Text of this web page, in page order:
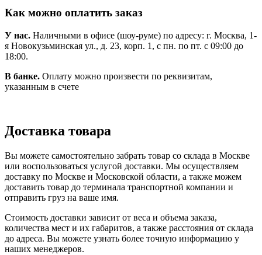
Как можно оплатить заказ
У нас. Наличными в офисе (шоу-руме) по адресу: г. Москва, 1-
я Новокузьминская ул., д. 23, корп. 1, с пн. по пт. с 09:00 до
18:00.
В банке. Оплату можно произвести по реквизитам,
указанным в счете
Доставка товара
Вы можете самостоятельно забрать товар со склада в Москве
или воспользоваться услугой доставки. Мы осуществляем
доставку по Москве и Московской области, а также можем
доставить товар до терминала транспортной компании и
отправить груз на ваше имя.
Стоимость доставки зависит от веса и объема заказа,
количества мест и их габаритов, а также расстояния от склада
до адреса. Вы можете узнать более точную информацию у
наших менеджеров.